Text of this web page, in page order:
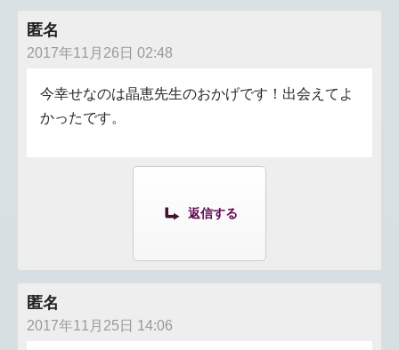
匿名
2017年11月26日 02:48
今幸せなのは晶恵先生のおかげです！出会えてよ
かったです。
返信する
匿名
2017年11月25日 14:06